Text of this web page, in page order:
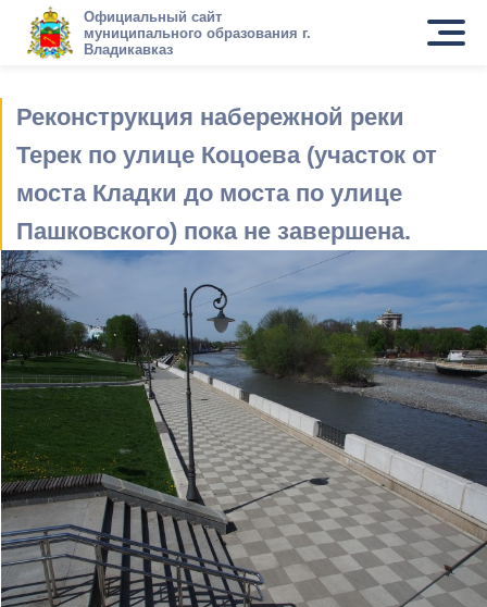
Официальный сайт
муниципального образования г.
Владикавказ
Реконструкция набережной реки
Терек по улице Коцоева (участок от
моста Кладки до моста по улице
Пашковского) пока не завершена.